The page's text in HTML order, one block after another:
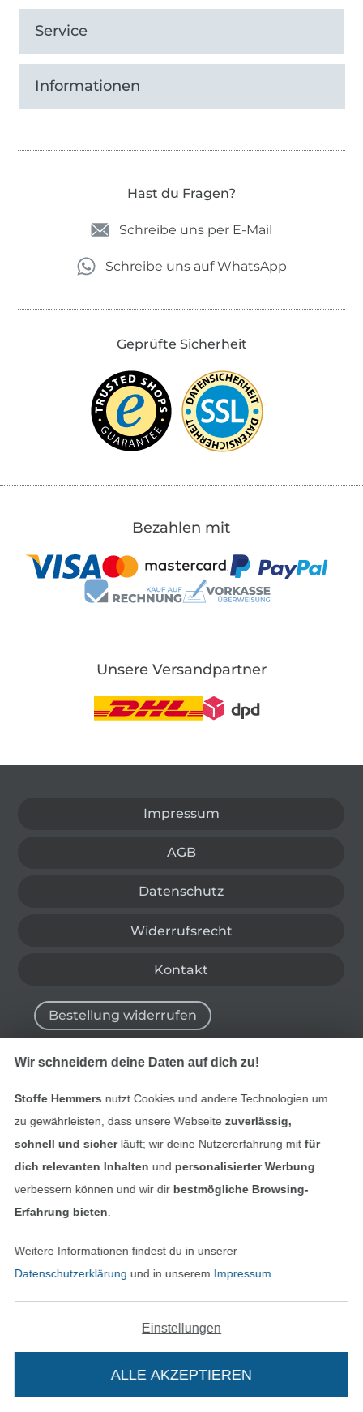
In deinen Warenkorb
Service
Informationen
Hast du Fragen?
Schreibe uns per E-Mail
Schreibe uns auf WhatsApp
Geprüfte Sicherheit
Bezahlen mit
Unsere Versandpartner
Impressum
AGB
Datenschutz
Widerrufsrecht
Kontakt
Alle Preise inkl. der gesetzl. MwSt.
Die durchgestrichenen Preise entsprechen dem
bisherigen Preis bei Stoffe Hemmers.
Bestellung widerrufen
Deutsch
Nederlands
In den niederländischen
Français
In den
Wir schneidern deine Daten auf dich zu!
Stoffe Hemmers nutzt Cookies und andere Technologien um
zu gewährleisten, dass unsere Webseite zuverlässig,
schnell und sicherläuft; wir deine Nutzererfahrung mitfür
dich relevanten Inhalten und personalisierter Werbung
verbessern können und wir dir bestmögliche Browsing-
Erfahrung bieten
Weitere Informationen findest du in unserer
Datenschutzerklärung und in unserem Impressum
Einstellungen
ALLE AKZEPTIEREN